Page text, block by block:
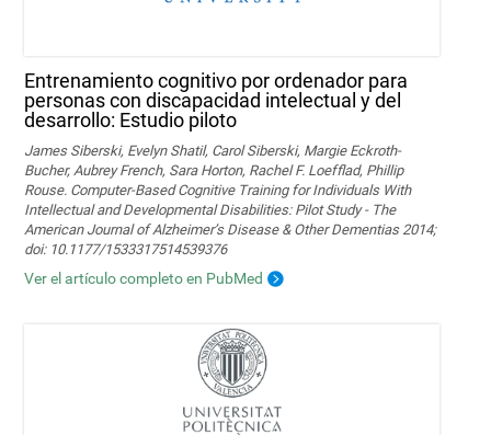
Entrenamiento cognitivo por ordenador para
personas con discapacidad intelectual y del
desarrollo: Estudio piloto
James Siberski, Evelyn Shatil, Carol Siberski, Margie Eckroth-
Bucher, Aubrey French, Sara Horton, Rachel F. Loefflad, Phillip
Rouse. Computer-Based Cognitive Training for Individuals With
Intellectual and Developmental Disabilities: Pilot Study - The
American Journal of Alzheimer’s Disease & Other Dementias 2014;
doi: 10.1177/1533317514539376
Ver el artículo completo en PubMed